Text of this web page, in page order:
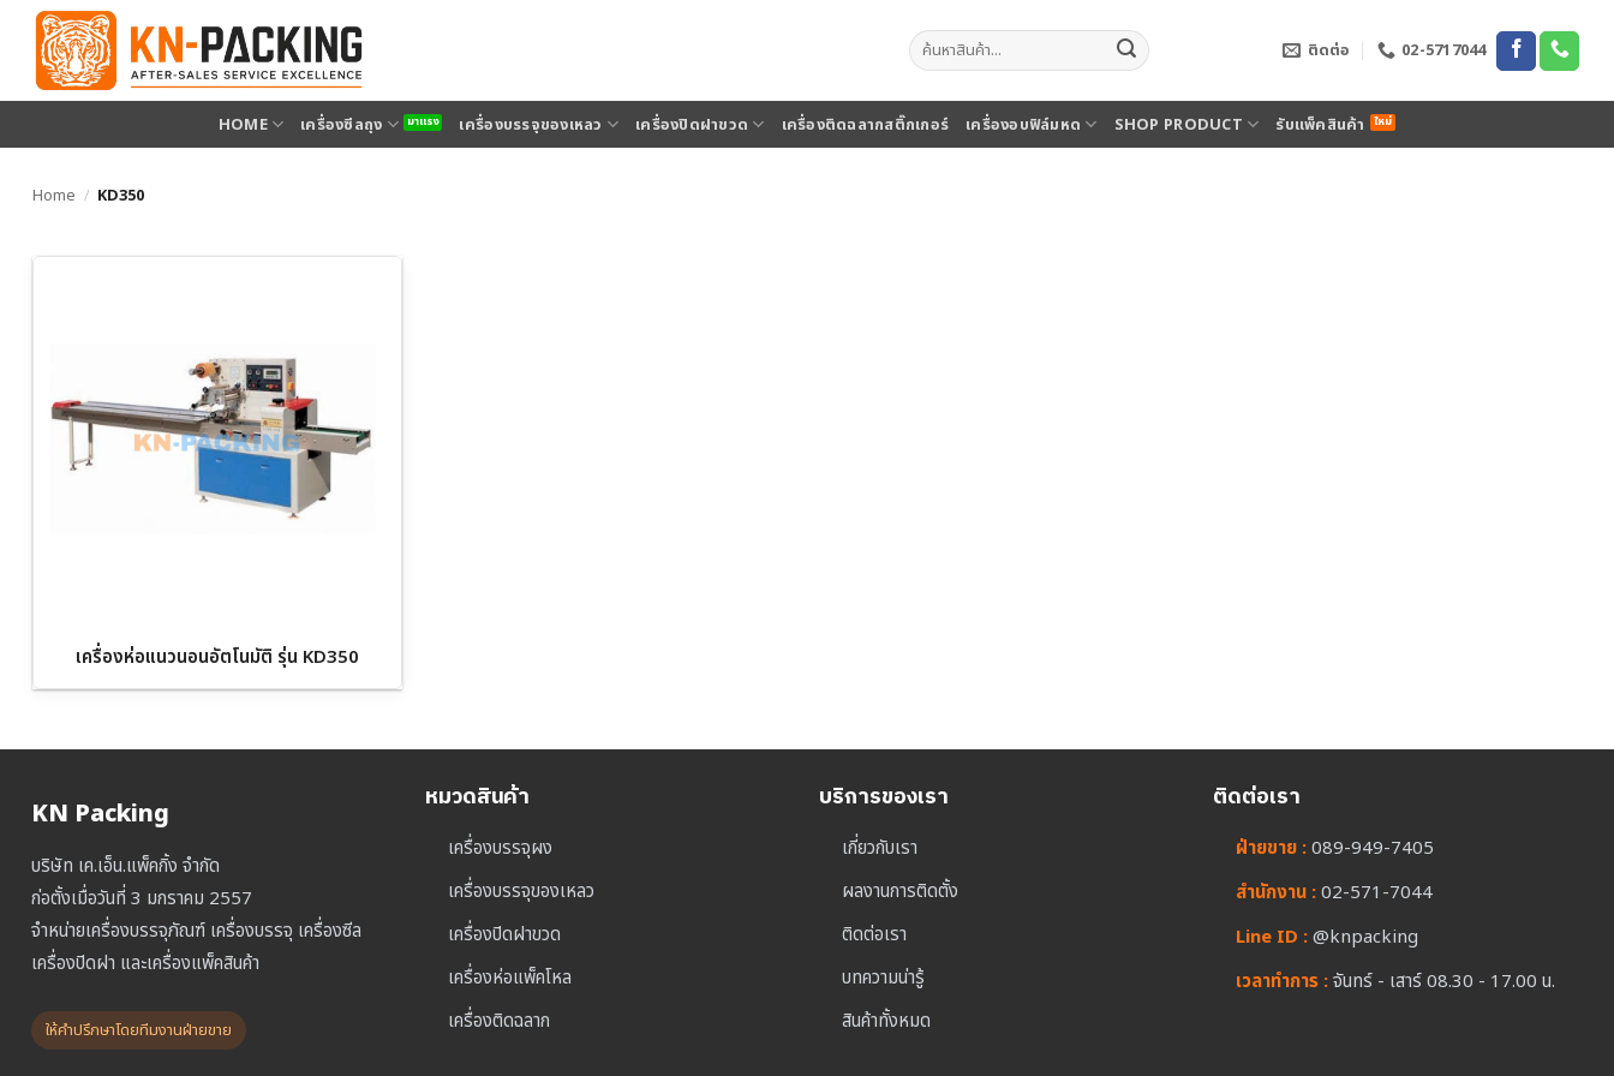
เนื้อหา
ค้นหา: ติดต่อ 02-5717044
HOME เครื่องซีลถุง เครื่องบรรจุของเหลว เครื่องปิดฝาขวด เครื่องติดฉลากสติ๊กเกอร์ เครื่องอบฟิล์มหด SHOP PRODUCT รับแพ็คสินค้า
Home / KD350
เครื่องห่อแนวนอนอัตโนมัติ รุ่น KD350
KN Packing
บริษัท เค.เอ็น.แพ็คกิ้ง จำกัด
ก่อตั้งเมื่อวันที่ 3 มกราคม 2557
จำหน่ายเครื่องบรรจุภัณฑ์ เครื่องบรรจุ เครื่องซีล
เครื่องปิดฝา และเครื่องแพ็คสินค้า
ให้คำปรึกษาโดยทีมงานฝ่ายขาย
หมวดสินค้า
เครื่องบรรจุผง
เครื่องบรรจุของเหลว
เครื่องปิดฝาขวด
เครื่องห่อแพ็คโหล
เครื่องติดฉลาก
บริการของเรา
เกี่ยวกับเรา
ผลงานการติดตั้ง
ติดต่อเรา
บทความน่ารู้
สินค้าทั้งหมด
ติดต่อเรา
ฝ่ายขาย :089-949-7405
สำนักงาน :02-571-7044
Line ID :@knpacking
เวลาทำการ :จันทร์ - เสาร์ 08.30 - 17.00 น.